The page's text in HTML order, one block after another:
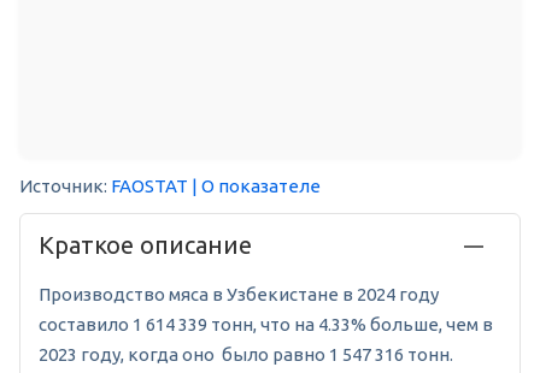
Источник: FAOSTAT | О показателе
Краткое описание
Производство мяса в Узбекистане в 2024 году
составило 1 614 339 тонн, что на 4.33% больше, чем в
2023 году, когда оно было равно 1 547 316 тонн.